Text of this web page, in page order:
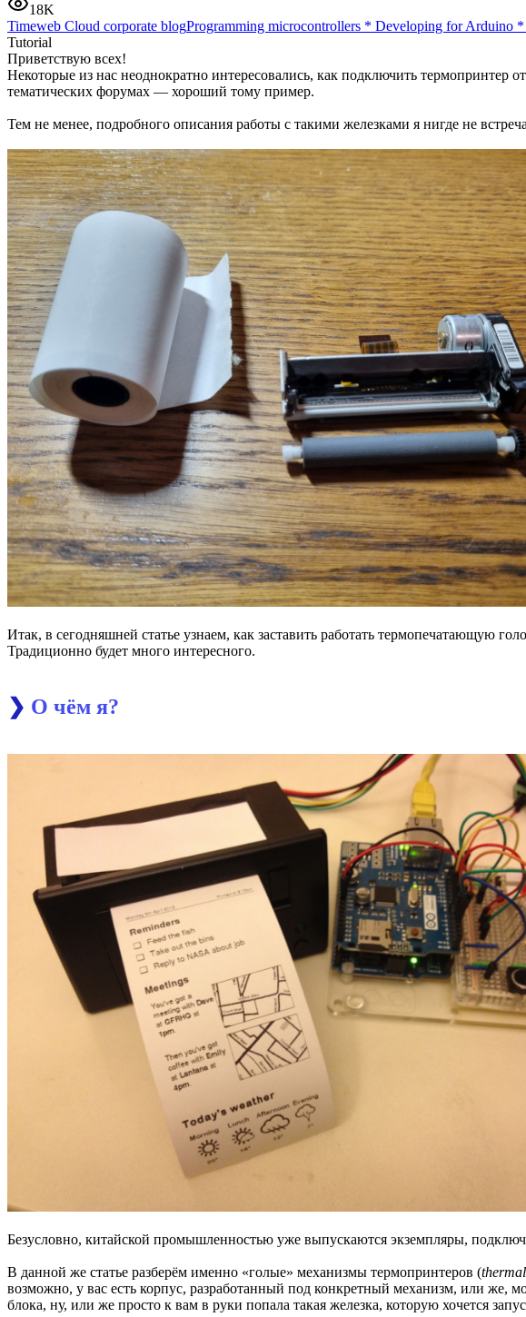
18K
Timeweb Cloud corporate blogProgramming microcontrollers * Developing for Arduino *
Tutorial
Приветствую всех!
Некоторые из нас неоднократно интересовались, как подключить термопринтер
тематических форумах — хороший тому пример.
Тем не менее, подробного описания работы с такими железками я нигде не
Итак, в сегодняшней статье узнаем, как заставить работать термопечатающую
Традиционно будет много интересного.
❯ О чём я?
Безусловно, китайской промышленностью уже выпускаются экземпляры,
В данной же статье разберём именно «голые» механизмы термопринтеров (
возможно, у вас есть корпус, разработанный под конкретный механизм, или же,
блока, ну, или же просто к вам в руки попала такая железка, которую хочется